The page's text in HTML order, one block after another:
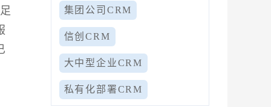
集团公司CRM
信创CRM
大中型企业CRM
私有化部署CRM